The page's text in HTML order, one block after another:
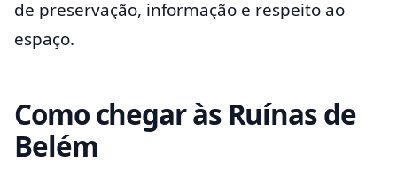
de preservação, informação e respeito ao
espaço.
Como chegar às Ruínas de
Belém